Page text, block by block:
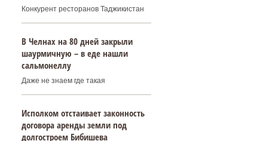
Конкурент ресторанов Таджикистан
В Челнах на 80 дней закрыли
шаурмичную – в еде нашли
сальмонеллу
Даже не знаем где такая
Исполком отстаивает законность
договора аренды земли под
долгостроем Бибишева